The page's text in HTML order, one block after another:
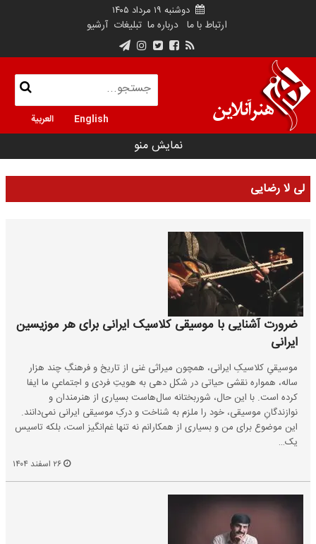
دوشنبه ۱۹ مرداد ۱۴۰۵
ارتباط با ما درباره ما تبلیغات آرشیو
English العربية
نمایش منو
لی لا رضایی
ضرورت آشنایی با موسیقی کلاسیک ایرانی برای هر موزیسین
ایرانی
موسیقیِ کلاسیکِ ایرانی، همچون میراثی غنی از تاریخ و فرهنگِ چند هزار
ساله، همواره نقشی حیاتی در شکل‌ دهی به هویتِ فردی و اجتماعیِ ما ایفا
کرده است. با این حال، شوربختانه سال‌هاست بسیاری از هنرمندان و
نوازندگانِ موسیقی، خود را ملزم به شناخت و درکِ موسیقی ایرانی نمی‌دانند.
این موضوع برای من و بسیاری از همکارانم نه تنها غم‌انگیز است، بلکه تاسیس
یک…